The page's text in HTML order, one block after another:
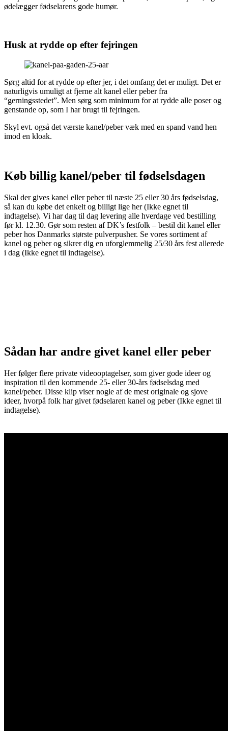
ødelægger fødselarens gode humør.
Husk at rydde op efter fejringen
Sørg altid for at rydde op efter jer, i det omfang det er muligt. Det er
naturligvis umuligt at fjerne alt kanel eller peber fra
“gerningsstedet”. Men sørg som minimum for at rydde alle poser og
genstande op, som I har brugt til fejringen.
Skyl evt. også det værste kanel/peber væk med en spand vand hen
imod en kloak.
Køb billig kanel/peber til fødselsdagen
Skal der gives kanel eller peber til næste 25 eller 30 års fødselsdag,
så kan du købe det enkelt og billigt lige her (Ikke egnet til
indtagelse). Vi har dag til dag levering alle hverdage ved bestilling
før kl. 12.30. Gør som resten af DK’s festfolk – bestil dit kanel eller
peber hos Danmarks største pulverpusher. Se vores sortiment af
kanel og peber og sikrer dig en uforglemmelig 25/30 års fest allerede
i dag (Ikke egnet til indtagelse).
Sådan har andre givet kanel eller peber
Her følger flere private videooptagelser, som giver gode ideer og
inspiration til den kommende 25- eller 30-års fødselsdag med
kanel/peber. Disse klip viser nogle af de mest originale og sjove
ideer, hvorpå folk har givet fødselaren kanel og peber (Ikke egnet til
indtagelse).